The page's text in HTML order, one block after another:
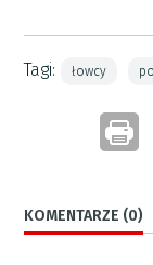
Tagi: łowcy
KOMENTARZE (0)